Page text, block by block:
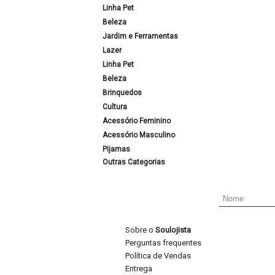
Linha Pet
Beleza
Jardim e Ferramentas
Lazer
Linha Pet
Beleza
Brinquedos
Cultura
Acessório Feminino
Acessório Masculino
Pijamas
Outras Categorias
Sobre o Soulojista
Perguntas frequentes
Política de Vendas
Entrega